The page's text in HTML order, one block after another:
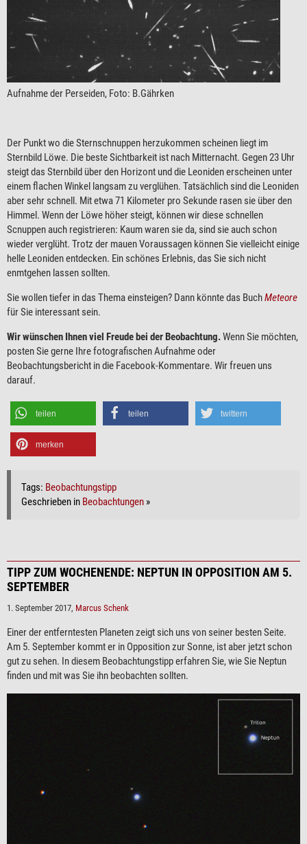
Aufnahme der Perseiden, Foto: B.Gährken
Der Punkt wo die Sternschnuppen herzukommen scheinen liegt im
Sternbild Löwe. Die beste Sichtbarkeit ist nach Mitternacht. Gegen 23 Uhr
steigt das Sternbild über den Horizont und die Leoniden erscheinen unter
einem flachen Winkel langsam zu verglühen. Tatsächlich sind die Leoniden
aber sehr schnell. Mit etwa 71 Kilometer pro Sekunde rasen sie über den
Himmel. Wenn der Löwe höher steigt, können wir diese schnellen
Scnuppen auch registrieren: Kaum waren sie da, sind sie auch schon
wieder verglüht. Trotz der mauen Voraussagen können Sie vielleicht einige
helle Leoniden entdecken. Ein schönes Erlebnis, das Sie sich nicht
enmtgehen lassen sollten.
Sie wollen tiefer in das Thema einsteigen? Dann könnte das BuchMeteore
für Sie interessant sein.
Wir wünschen Ihnen viel Freude bei der Beobachtung.Wenn Sie möchten,
posten Sie gerne Ihre fotografischen Aufnahme oder
Beobachtungsbericht in die Facebook-Kommentare. Wir freuen uns
darauf.
teilen teilen twittern
merken
Tags: Beobachtungstipp
Geschrieben in Beobachtungen »
TIPP ZUM WOCHENENDE: NEPTUN IN OPPOSITION AM 5.
SEPTEMBER
1. September 2017, Marcus Schenk
Einer der entferntesten Planeten zeigt sich uns von seiner besten Seite.
Am 5. September kommt er in Opposition zur Sonne, ist aber jetzt schon
gut zu sehen. In diesem Beobachtungstipp erfahren Sie, wie Sie Neptun
finden und mit was Sie ihn beobachten sollten.